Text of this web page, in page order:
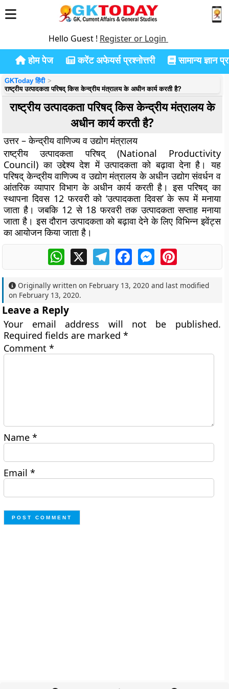
Hello Guest ! Register or Login
होम पेज करेंट अफेयर्स प्रश्नोत्तरी सामान्य ज्ञान
GKToday हिंदी
राष्ट्रीय उत्पादकता परिषद् किस केन्द्रीय मंत्रालय के अधीन कार्य करती है?
राष्ट्रीय उत्पादकता परिषद् किस केन्द्रीय मंत्रालय के
अधीन कार्य करती है?
उत्तर – केन्द्रीय वाणिज्य व उद्योग मंत्रालय
राष्ट्रीय उत्पादकता परिषद् (National Productivity
Council) का उद्देश्य देश में उत्पादकता को बढ़ावा देना है। यह
परिषद् केन्द्रीय वाणिज्य व उद्योग मंत्रालय के अधीन उद्योग संवर्धन व
आंतरिक व्यापार विभाग के अधीन कार्य करती है। इस परिषद् का
स्थापना दिवस 12 फरवरी को ‘उत्पादकता दिवस’ के रूप में मनाया
जाता है। जबकि 12 से 18 फरवरी तक उत्पादकता सप्ताह मनाया
जाता है। इस दौरान उत्पादकता को बढ़ावा देने के लिए विभिन्न इवेंट्स
का आयोजन किया जाता है।
WhatsApp
X TelegramFacebookMessengerPinterest
Originally written on February 13, 2020 and last modified
on February 13, 2020.
Leave a Reply
Your email address will not be published.
Required fields are marked*
Comment*
Name*
Email*